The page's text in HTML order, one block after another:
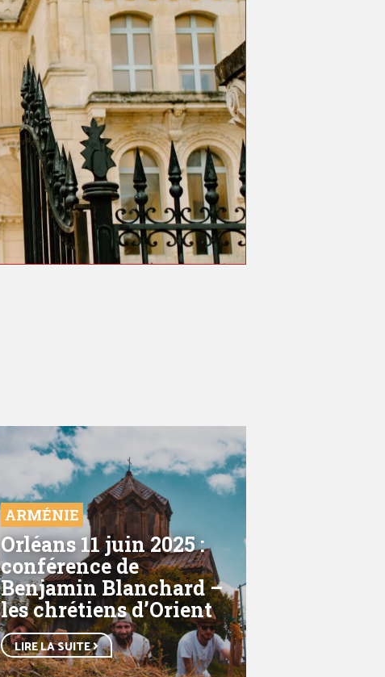
ARMÉNIE
Orléans 11 juin 2025 :
conférence de
Benjamin Blanchard –
les chrétiens d’Orient
LIRE LA SUITE